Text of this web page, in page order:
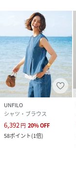
UNFILO
シャツ・ブラウス
6,392 円 20%OFF
58ポイント(1倍)